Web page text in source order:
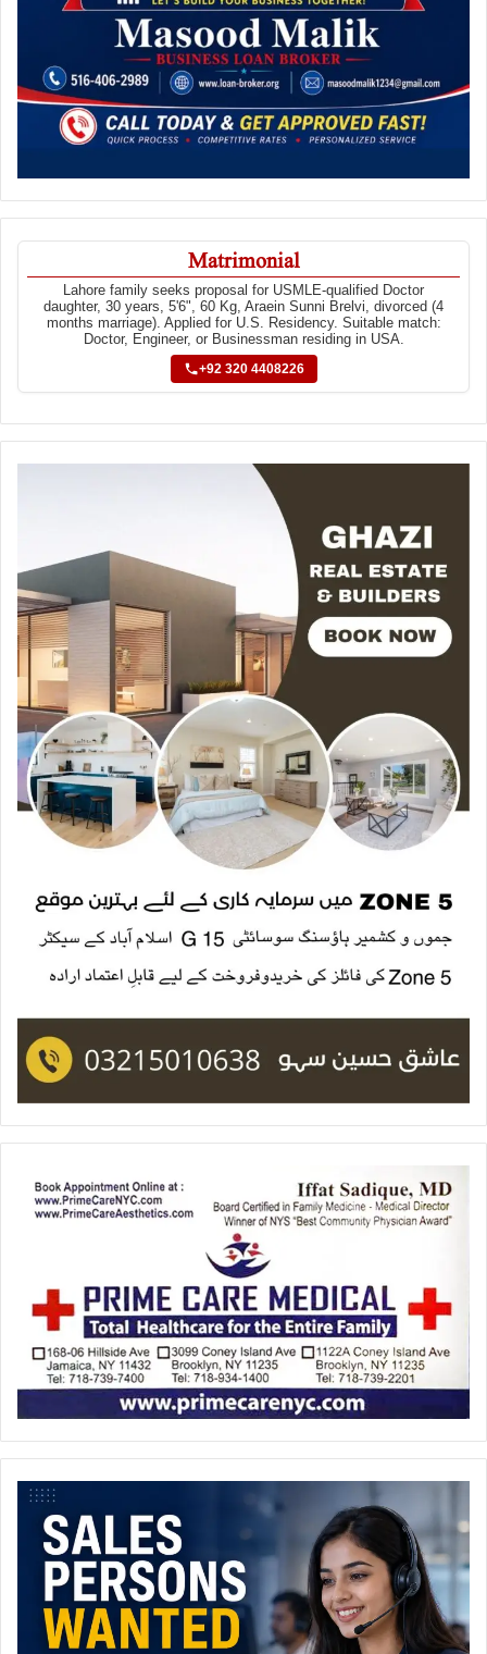
Matrimonial
Lahore family seeks proposal for USMLE-qualified Doctor
daughter, 30 years, 5'6", 60 Kg, Araein Sunni Brelvi, divorced (4
months marriage). Applied for U.S. Residency. Suitable match:
Doctor, Engineer, or Businessman residing in USA.
+92 320 4408226